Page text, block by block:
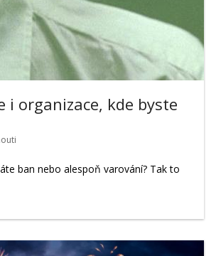
i organizace, kde byste
ban nebo alespoň varování? Tak to